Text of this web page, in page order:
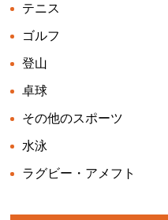
テニス
ゴルフ
登山
卓球
その他のスポーツ
水泳
ラグビー・アメフト